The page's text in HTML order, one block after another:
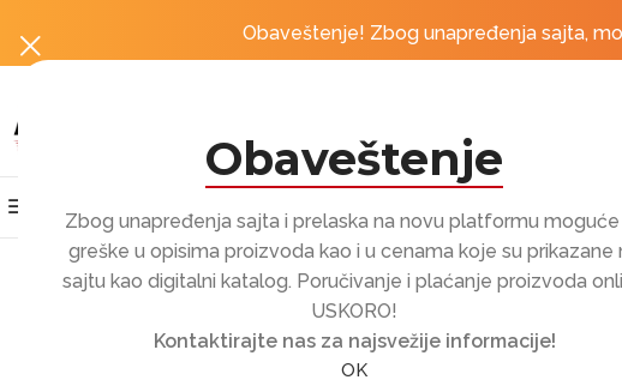
Obaveštenje
Zbog unapređenja sajta i prelaska na novu platformu moguće
greške u opisima proizvoda kao i u cenama koje su prikazane
sajtu kao digitalni katalog. Poručivanje i plaćanje proizvoda
USKORO!
Kontaktirajte nas za najsvežije informacije!
OK
Obaveštenje! Zbog unapređenja sajta,
u Moto Centar by MotoRevolution